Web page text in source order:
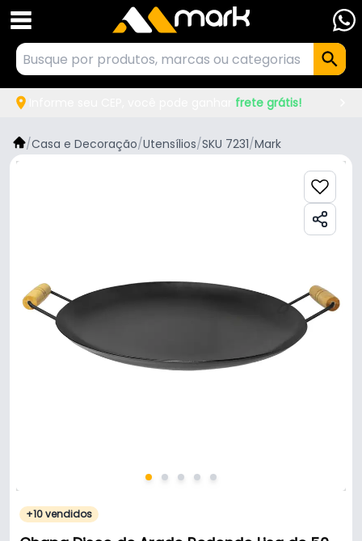
frete grátis!
/Casa e Decoração/Utensílios/SKU 7231/Mark
+10 vendidos